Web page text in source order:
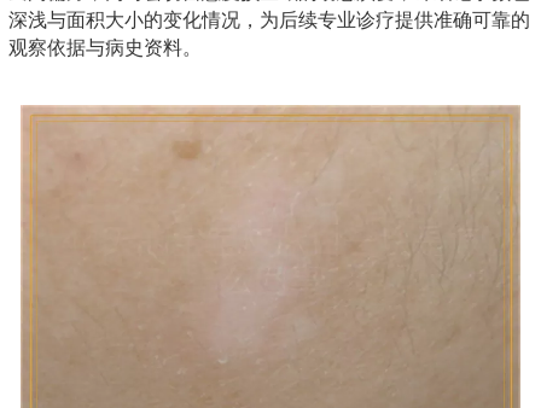
深浅与面积大小的变化情况，为后续专业诊疗提供准确可靠的
观察依据与病史资料。